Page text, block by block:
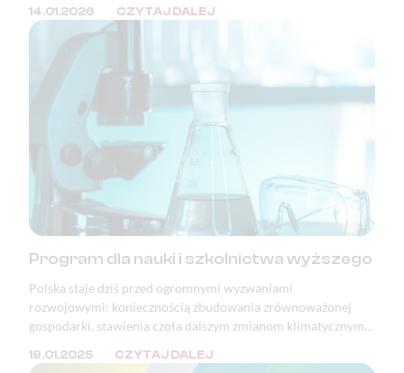
granicy z Niemcami. Podstawowe wolności Unii Europejskiej,
takie jak prawo obywateli państw członkowskich do
chronione. Zjednoczona Europa bez kontroli granicznych —
jedno z największych osiągnięć pokojowej integracji
kontynentu — jest poświęcana dla bieżących celów
14.01.2026 CZYTAJ DALEJ
Program dla nauki i szkolnictwa wyższego
Polska staje dziś przed ogromnymi wyzwaniami
rozwojowymi: koniecznością zbudowania zrównoważonej
gospodarki, stawienia czoła dalszym zmianom klimatycznym i
wykorzystaniem potencjału i szans wynikających z rewolucji
19.01.2025 CZYTAJ DALEJ